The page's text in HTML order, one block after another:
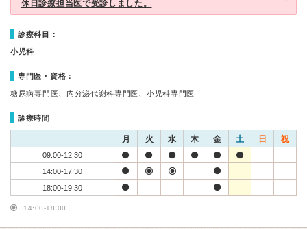
休日診療担当医で受診しました。
診療科目：
小児科
専門医・資格：
糖尿病専門医、内分泌代謝科専門医、小児科専門医
診療時間
月 火 水 木 金 土 日 祝
09:00-12:30
14:00-17:30
18:00-19:30
14:00-18:00